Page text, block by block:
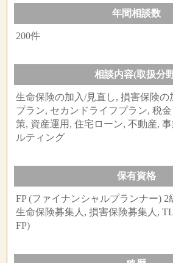
年間相談数
200件
相談内容(取扱分
生命保険の加入/見直し, 損害保険の
プラン, セカンドライフプラン, 税
策, 資産運用, 住宅ローン, 不動産,
ルティング
保有資格
FP (ファイナンシャルプランナー) 2
生命保険募集人, 損害保険募集人,
FP)